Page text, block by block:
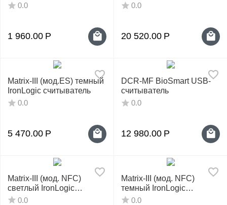
считыватель 125 кГц
0.0
1 960.00 Р
настольный
0.0
20 520.00 Р
Matrix-III (мод.ES) темный
IronLogic считыватель
0.0
5 470.00 Р
DCR-MF BioSmart USB-
считыватель
0.0
12 980.00 Р
Matrix-III (мод. NFC)
светлый IronLogic
считыватель
0.0
Matrix-III (мод. NFC)
темный IronLogic
считыватель
0.0